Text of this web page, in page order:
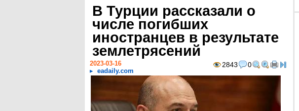
В Турции рассказали о
числе погибших
иностранцев в результате
землетрясений
2843 0
2023-03-16
eadaily.com